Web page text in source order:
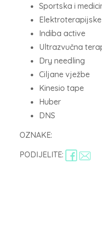
Sportska i
Indiba active
Ultrazvučna
Dry needling
Ciljane vježbe
Kinesio tape
Huber
DNS
OZNAKE:
PODIJELITE: